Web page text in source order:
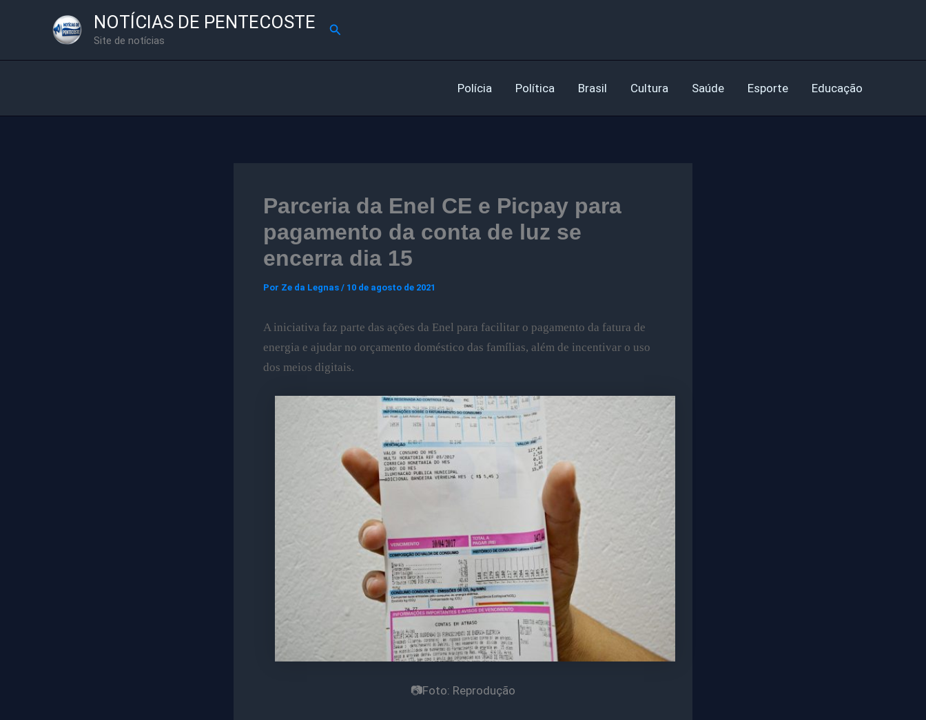
NOTÍCIAS DE PENTECOSTE
Site de notícias
Pesquisar
Polícia Política Brasil Cultura Saúde Esporte Educação
Parceria da Enel CE e Picpay para
pagamento da conta de luz se
encerra dia 15
Por Ze da Legnas / 10 de agosto de 2021
A iniciativa faz parte das ações da Enel para facilitar o pagamento da fatura de
energia e ajudar no orçamento doméstico das famílias, além de incentivar o uso
dos meios digitais.
📷Foto: Reprodução